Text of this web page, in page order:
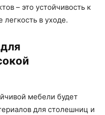
– это устойчивость к
в уходе.
мебели будет
для столешниц и